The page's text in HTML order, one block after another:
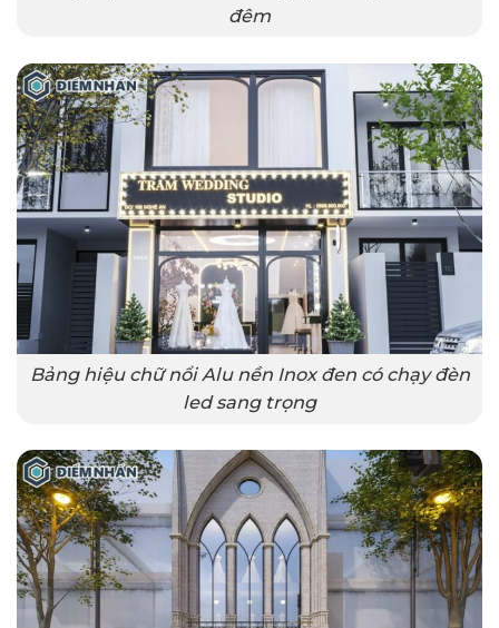
đêm
Bảng hiệu chữ nổi Alu nền Inox đen có chạy đèn
led sang trọng